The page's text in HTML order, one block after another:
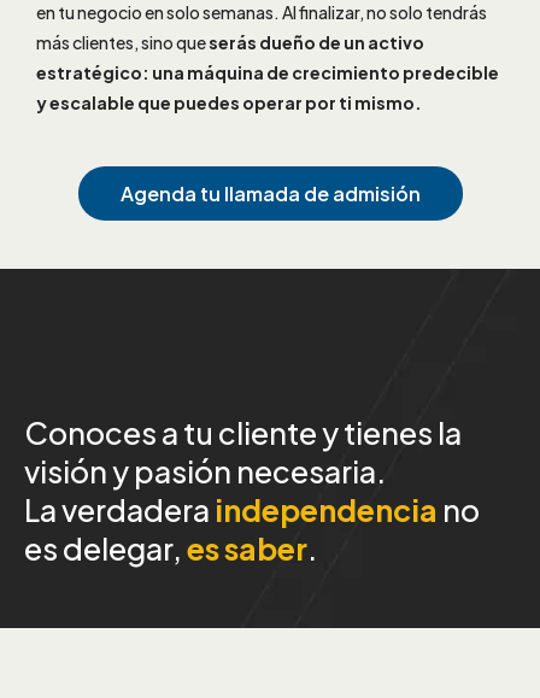
en tu negocio en solo semanas. Al finalizar, no solo tendrás
más clientes, sino queserás dueño de un activo
estratégico: una máquina de crecimiento predecible
y escalable que puedes operar por ti mismo.
Agenda tu llamada de admisión
Conoces a tu cliente y tienes la
visión y pasión necesaria.
La verdadera independencia no
es delegar,es saber.